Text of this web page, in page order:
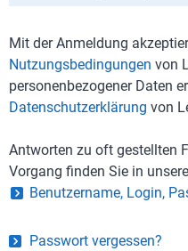
Mit der Anmeldung
Nutzungsbedingungen von
personenbezogener Daten
Datenschutzerklärung von
Antworten zu oft gestellten
Vorgang finden Sie in
Benutzername, Login,
Passwort vergessen?